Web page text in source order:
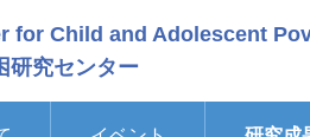
for Child and Adolescent
研究センター